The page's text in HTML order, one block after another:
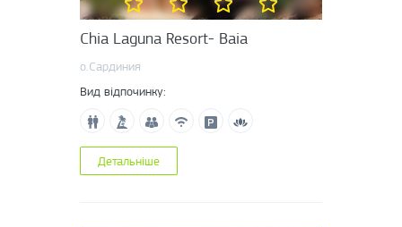
Chia Laguna Resort- Baia
о.Сардиния
Вид відпочинку:
Детальніше